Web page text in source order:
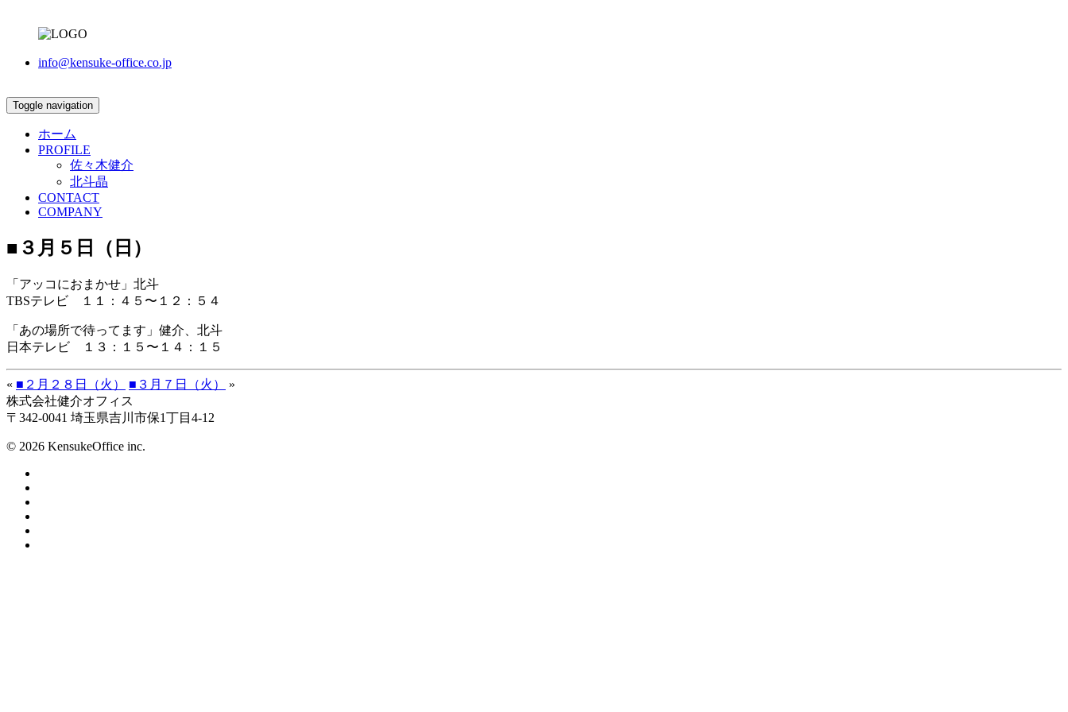
info@kensuke-office.co.jp
Toggle navigation
ホーム
PROFILE
佐々木健介
北斗晶
CONTACT
COMPANY
■３月５日（日）
「アッコにおまかせ」北斗
TBSテレビ １１：４５〜１２：５４
「あの場所で待ってます」健介、北斗
日本テレビ １３：１５〜１４：１５
« ■２月２８日（火） ■３月７日（火）
»
株式会社健介オフィス
〒342-0041 埼玉県吉川市保1丁目4-12
© 2026 KensukeOffice inc.